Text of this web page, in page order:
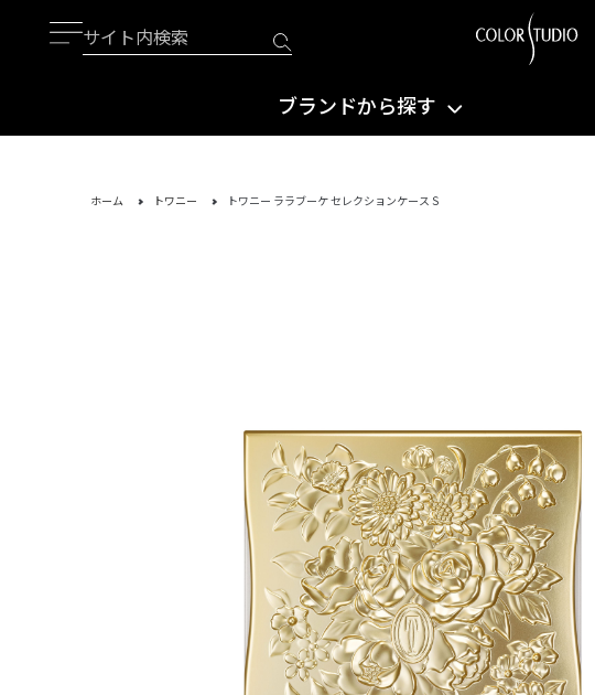
ブランドから探す
ホーム トワニー トワニー ララブーケ セレクションケースＳ